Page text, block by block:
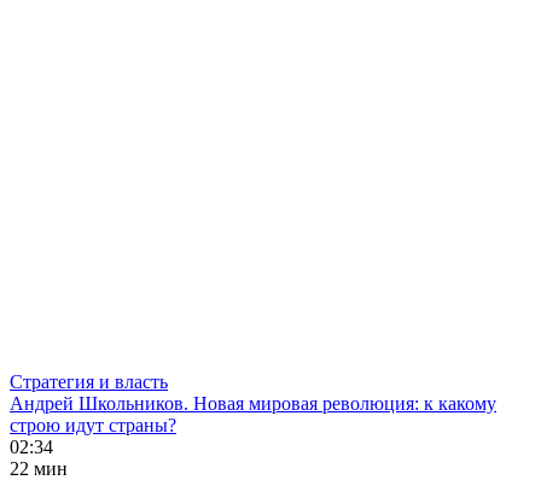
Стратегия и власть
Андрей Школьников. Новая мировая революция: к какому
строю идут страны?
02:34
22 мин